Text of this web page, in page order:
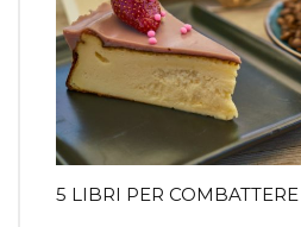
5 LIBRI PER